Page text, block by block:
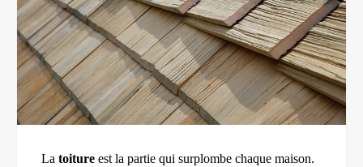
La toiture est la partie qui surplombe chaque maison.